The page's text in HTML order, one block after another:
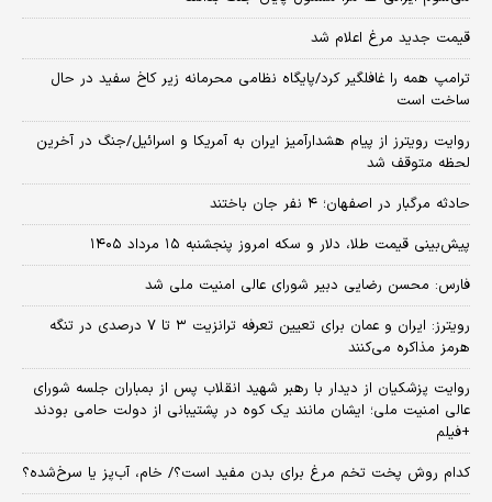
قیمت جدید مرغ اعلام شد
ترامپ همه را غافلگیر کرد/پایگاه نظامی محرمانه زیر کاخ سفید در حال
ساخت است
روایت رویترز از پیام هشدارآمیز ایران به آمریکا و اسرائیل/جنگ در آخرین
لحظه متوقف شد
حادثه مرگبار در اصفهان؛ ۴ نفر جان باختند
پیش‌بینی قیمت طلا، دلار و سکه امروز پنجشنبه ۱۵ مرداد ۱۴۰۵
فارس: محسن رضایی دبیر شورای عالی امنیت ملی شد
رویترز: ایران و عمان برای تعیین تعرفه ترانزیت ۳ تا ۷ درصدی در تنگه
هرمز مذاکره می‌کنند
روایت پزشکیان از دیدار با رهبر شهید انقلاب پس از بمباران جلسه شورای
عالی امنیت ملی؛ ایشان مانند یک کوه در پشتیبانی از دولت حامی بودند
+فیلم
کدام روش پخت تخم مرغ برای بدن مفید است؟/ خام، آب‌پز یا سرخ‌شده؟